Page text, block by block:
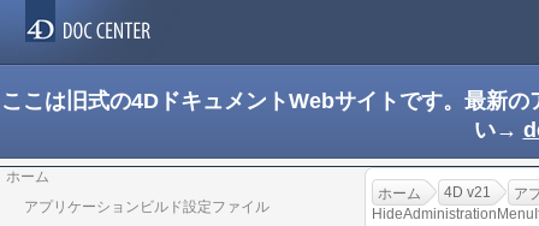
ここは旧式の4DドキュメントWebサイトです。最新
い→
ホーム
アプリケーションビルド設定ファイル
ホーム 4D v21
ア